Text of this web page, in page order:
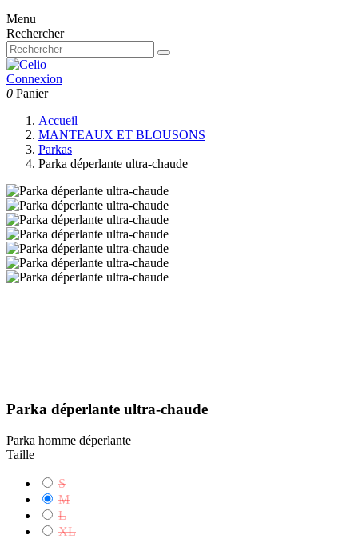
Menu
Rechercher
Connexion
0 Panier
Accueil
MANTEAUX ET BLOUSONS
Parkas
Parka déperlante ultra-chaude
Parka déperlante ultra-chaude
Parka homme déperlante
Taille
S
M
L
XL